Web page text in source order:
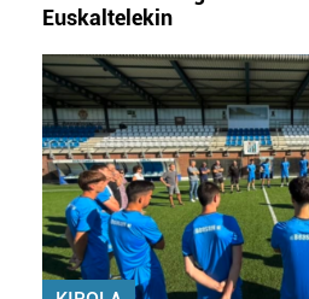
Euskaltelekin